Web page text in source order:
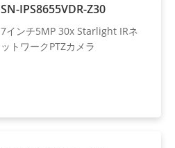
SN-IPS8655VDR-Z30
7インチ5MP 30x Starlight IRネ
ットワークPTZカメラ